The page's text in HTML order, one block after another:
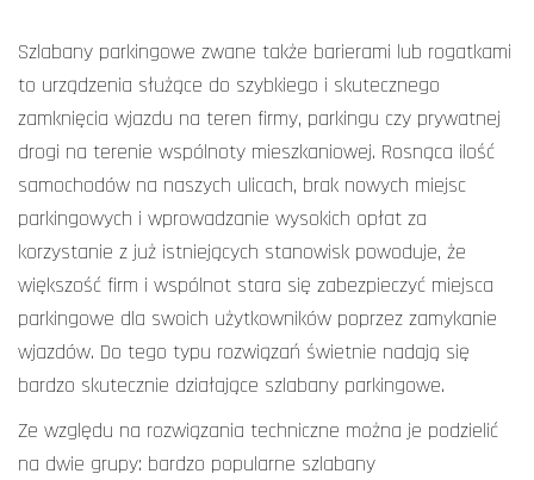
Szlabany parkingowe zwane także barierami lub rogatkami
to urządzenia służące do szybkiego i skutecznego
zamknięcia wjazdu na teren firmy, parkingu czy prywatnej
drogi na terenie wspólnoty mieszkaniowej. Rosnąca ilość
samochodów na naszych ulicach, brak nowych miejsc
parkingowych i wprowadzanie wysokich opłat za
korzystanie z już istniejących stanowisk powoduje, że
większość firm i wspólnot stara się zabezpieczyć miejsca
parkingowe dla swoich użytkowników poprzez zamykanie
wjazdów. Do tego typu rozwiązań świetnie nadają się
bardzo skutecznie działające szlabany parkingowe.
Ze względu na rozwiązania techniczne można je podzielić
na dwie grupy: bardzo popularne szlabany